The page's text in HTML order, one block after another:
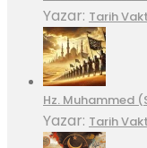
Yazar: Tarih
Hz. Muhammed
Yazar: Tarih